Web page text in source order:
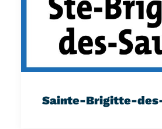
Sainte-Brigitte-